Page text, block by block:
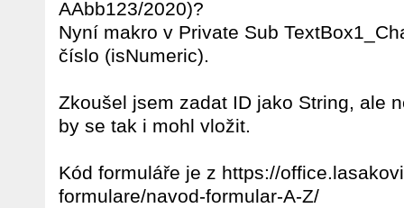
AAbb123/2020)?
Nyní makro v Private Sub
číslo (isNumeric).
Zkoušel jsem zadat ID jako String, ale
by se tak i mohl vložit.
Kód formuláře je z https://
formulare/navod-formular-A-Z/